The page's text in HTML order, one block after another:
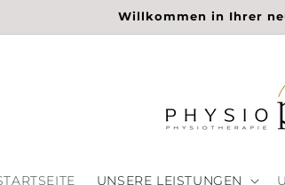
Willkommen in Ihrer
UNSERE LEISTUNGEN